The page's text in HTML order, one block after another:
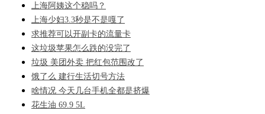
上海阿姨这个稳吗？
上海少妇3.3秒是不是嘎了
求推荐可以开副卡的流量卡
这垃圾苹果怎么跌的没完了
垃圾 美团外卖 把红包范围改了
饿了么 建行生活切号方法
啥情况 今天几台手机全都是挤爆
花生油 69.9 5L